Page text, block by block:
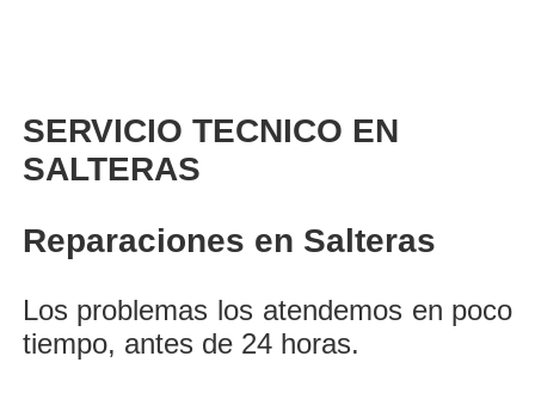
SERVICIO TECNICO EN
SALTERAS
Reparaciones en Salteras
Los problemas los atendemos en poco
tiempo, antes de 24 horas.